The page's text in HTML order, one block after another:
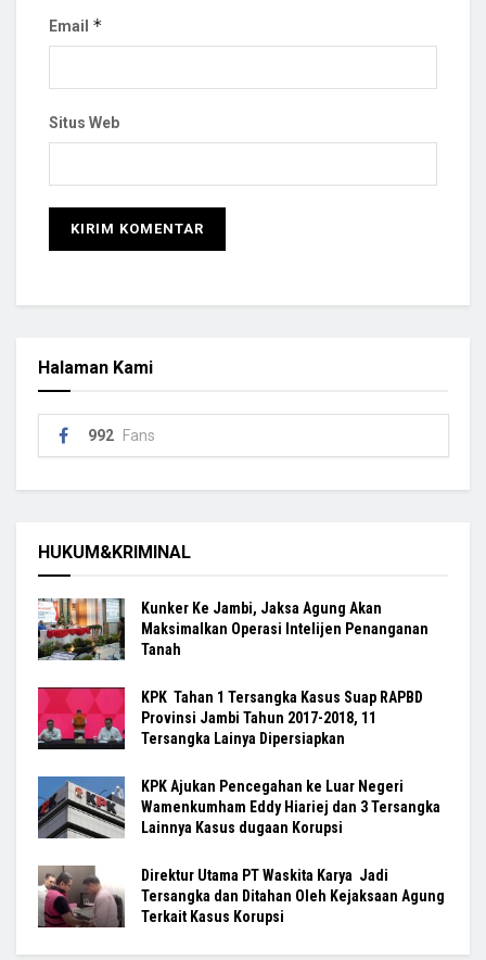
Email *
Situs Web
Halaman Kami
992 Fans
HUKUM&KRIMINAL
Kunker Ke Jambi, Jaksa Agung Akan
Maksimalkan Operasi Intelijen Penanganan
Tanah
KPK Tahan 1 Tersangka Kasus Suap RAPBD
Provinsi Jambi Tahun 2017-2018, 11
Tersangka Lainya Dipersiapkan
KPK Ajukan Pencegahan ke Luar Negeri
Wamenkumham Eddy Hiariej dan 3 Tersangka
Lainnya Kasus dugaan Korupsi
Direktur Utama PT Waskita Karya Jadi
Tersangka dan Ditahan Oleh Kejaksaan Agung
Terkait Kasus Korupsi